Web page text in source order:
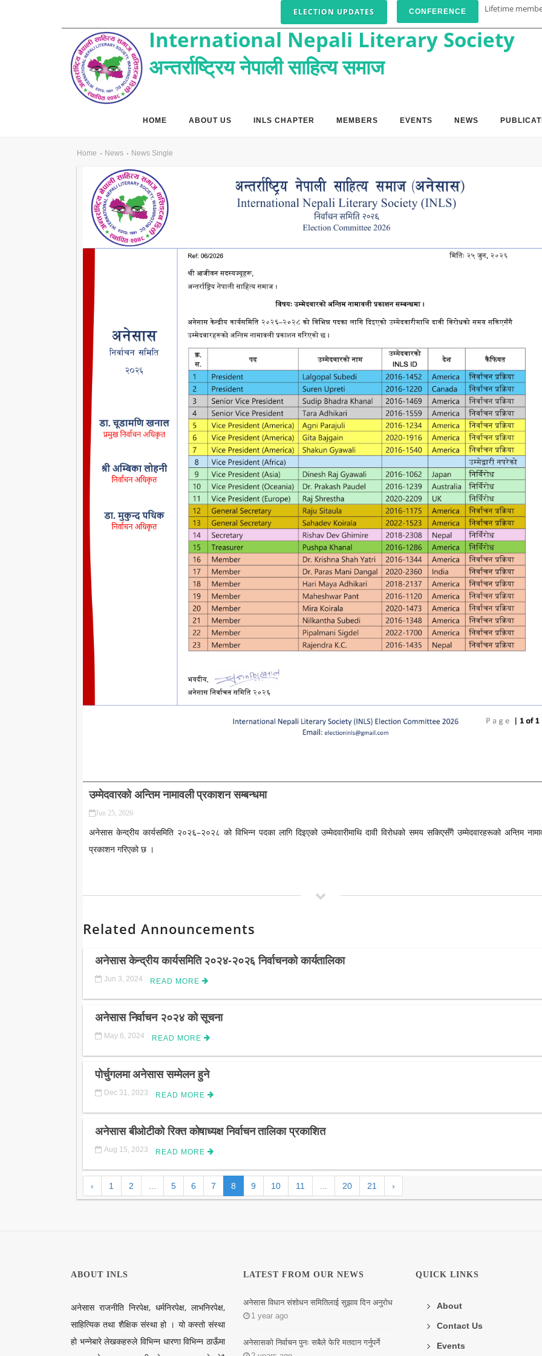
ELECTION UPDATES CONFERENCE Lifetime
International Nepali Literary Society
अन्तर्राष्ट्रिय नेपाली साहित्य समाज
HOME ABOUT US INLS CHAPTER MEMBERS EVENTS NEWS
Home News News Single
उम्मेदवारको अन्तिम नामावली प्रकाशन सम्बन्धमा
Jun 25, 2026
अनेसास केन्द्रीय कार्यसमिति २०२६–२०२८ को विभिन्न पदका लागि दिइएको उम्मेदवारीमाथि दावी विरोधको समय सकिएसँगै उम्मेदवारहरूको अन्तिम
प्रकाशन गरिएको छ ।
Related Announcements
अनेसास केन्द्रीय कार्यसमिति २०२४-२०२६ निर्वाचनको कार्यतालिका
Jun 3, 2024 READ MORE
अनेसास निर्वाचन २०२४ को सूचना
May 6, 2024 READ MORE
पोर्चुगलमा अनेसास सम्मेलन हुने
Dec 31, 2023 READ MORE
अनेसास बीओटीको रिक्त कोषाध्यक्ष निर्वाचन तालिका प्रकाशित
Aug 15, 2023 READ MORE
‹ 1 2 ... 5 6 7 8 9 10 11 ... 20 21 ›
ABOUT INLS
अनेसास राजनीति निरपेक्ष, धर्मनिरपेक्ष, लाभनिरपेक्ष,
साहित्यिक तथा शैक्षिक संस्था हो । यो कस्तो संस्था
हो भन्नेबारे लेखकहरुले विभिन्न धारणा विभिन्न ठाऊँमा
LATEST FROM OUR NEWS
अनेसास विधान संशोधन समितिलाई सुझाव दिन अनुरोध
1 year ago
अनेसासको निर्वाचन पुनः सबैले फेरि मतदान गर्नुपर्ने
QUICK LINKS
About
Contact Us
Events